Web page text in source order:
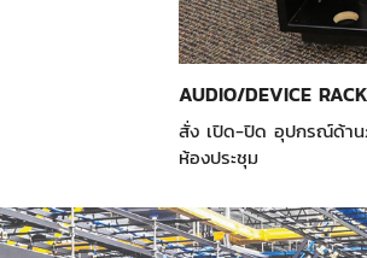
AUDIO/DEVICE RACK
สั่ง เปิด-ปิด อุปกรณ์ด้าน
ห้องประชุม